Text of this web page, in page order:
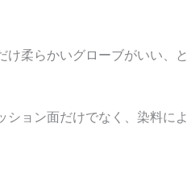
け柔らかいグローブがいい、
ション面だけでなく、染料